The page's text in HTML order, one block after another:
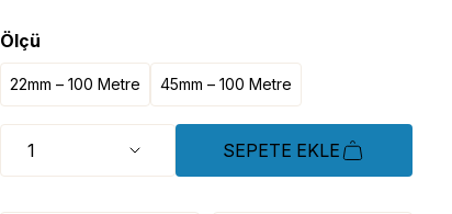
Ölçü
22mm – 100 Metre 45mm – 100 Metre
SEPETE EKLE